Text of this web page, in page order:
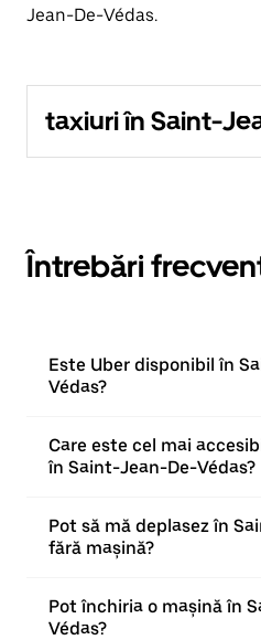
Jean-De-Védas.
taxiuri în Saint-
Întrebări
Este Uber disponibil în
Védas?
Care este cel mai
în Saint-Jean-De-Védas?
Pot să mă deplasez în
fără mașină?
Pot închiria o mașină în
Védas?